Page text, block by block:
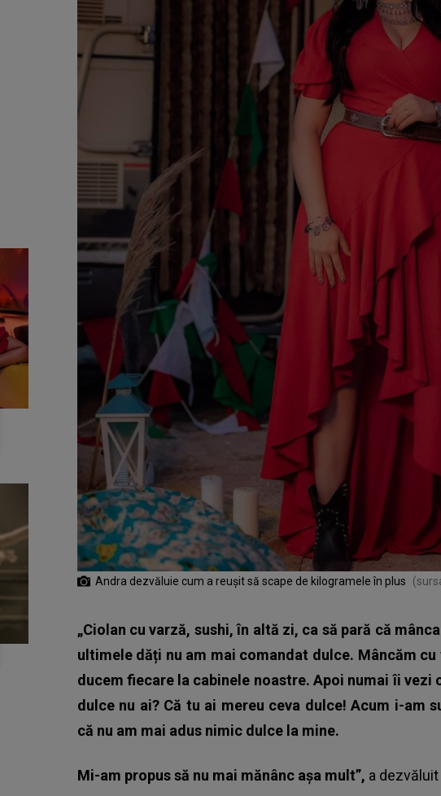
Andra dezvăluie cum a reușit să scape de kilogramele în plus
„Ciolan cu varză, sushi, în altă zi, ca să pară că
ultimele dăți nu am mai comandat dulce. Mâncăm
ducem fiecare la cabinele noastre. Apoi numai îi vezi
dulce nu ai? Că tu ai mereu ceva dulce! Acum i-am
că nu am mai adus nimic dulce la mine.
Mi-am propus să nu mai mănânc așa mult”, a dezvăluit